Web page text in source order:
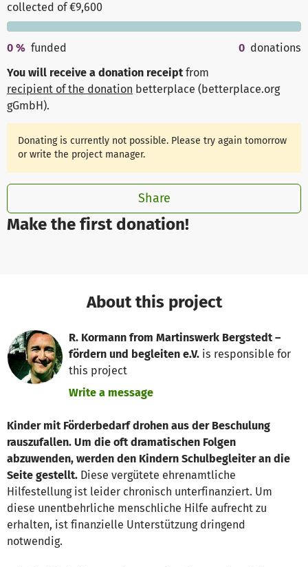
Make the first donation!
collected of €9,600
0 % funded 0 donations
You will receive a donation receipt from
recipient of the donation betterplace (betterplace.org
gGmbH).
Donating is currently not possible. Please try again tomorrow
or write the project manager.
Share
About this project
R. Kormann from Martinswerk Bergstedt –
fördern und begleiten e.V. is responsible for
this project
Write a message
Kinder mit Förderbedarf drohen aus der Beschulung
rauszufallen. Um die oft dramatischen Folgen
abzuwenden, werden den Kindern Schulbegleiter an die
Seite gestellt. Diese vergütete ehrenamtliche
Hilfestellung ist leider chronisch unterfinanziert. Um
diese unentbehrliche menschliche Hilfe aufrecht zu
erhalten, ist finanzielle Unterstützung dringend
notwendig.